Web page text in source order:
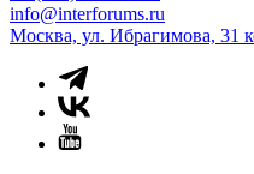
info@interforums.ru
Москва, ул. Ибрагимова, 31